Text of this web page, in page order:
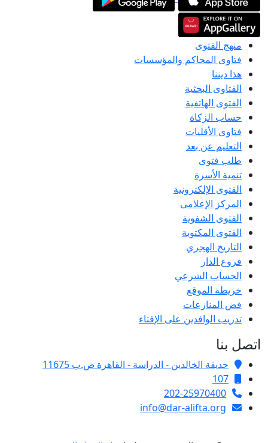
منهج الفتوى
فتاوى المحاكم والمؤسسات
هذا ديننا
الفتاوى البحثية
الفتوى الهاتفية
حساب الزكاة
فتاوى الأقليات
التعليم عن بعد
طلب فتوى
تنمية الأسرة
الفتوى الإلكترونية
المركز الإعلامى
الفتوى الشفوية
الفتوى المكتوبة
التاريخ الهجري
فروع الدار
الحساب الشرعي
خريطة الموقع
فض المنازعات
تدريب الوافدين على الإفتاء
اتصل بنا
حديقة الخالدين - الدراسة - القاهرة ص.ب 11675
107
202-25970400
info@dar-alifta.org